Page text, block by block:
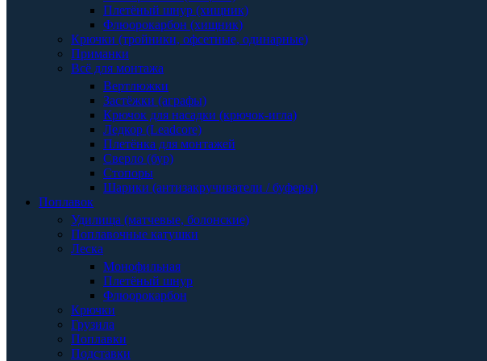
Плетёный шнур (хищник)
Флюорокарбон (хищник)
Крючки (тройники, офсетные, одинарные)
Приманки
Всё для монтажа
Вертлюжки
Застёжки (аграфы)
Крючок для насадки (крючок-игла)
Ледкор (Leadcore)
Плетёнка для монтажей
Сверло (бур)
Стопоры
Шарики (антизакручиватели / буферы)
Поплавок
Удилища (матчевые, болонские)
Поплавочные катушки
Леска
Монофильная
Плетёный шнур
Флюорокарбон
Крючки
Грузила
Поплавки
Подставки